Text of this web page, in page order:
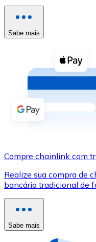
Ver tudo
Cupons cripto
Compre
Comprar com
Transferência SEPA
Use cartões Visa
Comprar com cartão
Sabe mais
Compre chainlink com
Realize sua compra de
bancária tradicional de
Sabe mais